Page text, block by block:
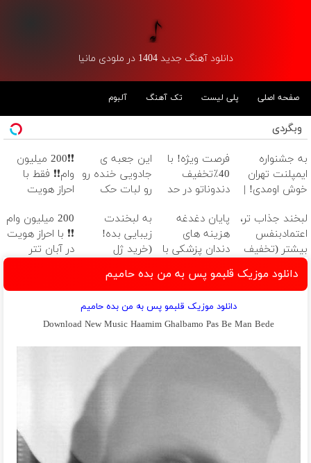
دانلود آهنگ جدید 1404 در ملودی مانیا
صفحه اصلی پلی لیست تک آهنگ آلبوم
وبگردی
به جشنواره
ایمپلنت تهران
خوش اومدی! |
مشاوره رایگان
بگیر!
فرصت ویژه! با
40٪تخفیف
دندوناتو در حد
سفید کن
این جعبه ی
جادویی خنده رو
رو لبات حک
خرید40%تخفیف
❗❗200 میلیون
وام❗❗ فقط با
احراز هویت
لبخند جذاب تر،
اعتمادبنفس
بیشتر (تخفیف
تا امشب)
پایان دغدغه
هزینه های
دندان پزشکی با
کننده خانگی
به لبخندت
زیبایی بده!
(خرید ژل
دندان
با40%تخفیف)
200 میلیون وام
❗❗ با احراز هویت
در آبان تتر
دانلود موزیک قلبمو پس به من بده حامیم
دانلود موزیک قلبمو پس به من بده حامیم
Download New Music Haamim Ghalbamo Pas Be Man Bede